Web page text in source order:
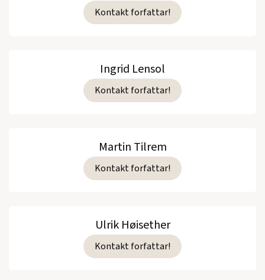
Kontakt forfattar!
Ingrid Lensol
Kontakt forfattar!
Martin Tilrem
Kontakt forfattar!
Ulrik Høisether
Kontakt forfattar!